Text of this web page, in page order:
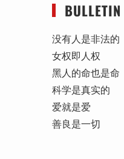
没有人是非法的
女权即人权
黑人的命也是命
科学是真实的
爱就是爱
善良是一切